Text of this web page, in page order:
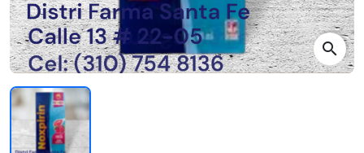
search